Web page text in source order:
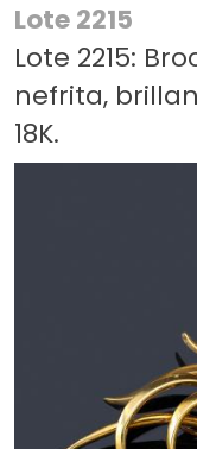
Lote 2215
Lote 2215:
nefrita,
18K.